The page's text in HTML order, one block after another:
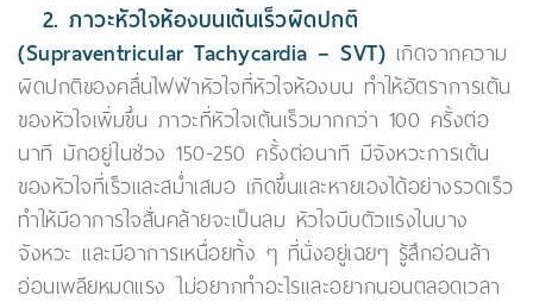
2. ภาวะหัวใจห้องบนเต้นเร็วผิดปกติ
(Supraventricular Tachycardia – SVT) เกิดจากความ
ผิดปกติของคลื่นไฟฟ้าหัวใจที่หัวใจห้องบน ทำให้อัตราการเต้น
ของหัวใจเพิ่มขึ้น ภาวะที่หัวใจเต้นเร็วมากกว่า 100 ครั้งต่อ
นาที มักอยู่ในช่วง 150-250 ครั้งต่อนาที มีจังหวะการเต้น
ของหัวใจที่เร็วและสม่ำเสมอ เกิดขึ้นและหายเองได้อย่างรวดเร็ว
ทำให้มีอาการใจสั่นคล้ายจะเป็นลม หัวใจบีบตัวแรงในบาง
จังหวะ และมีอาการเหนื่อยทั้ง ๆ ที่นั่งอยู่เฉยๆ รู้สึกอ่อนล้า
อ่อนเพลียหมดแรง ไม่อยากทำอะไรและอยากนอนตลอดเวลา